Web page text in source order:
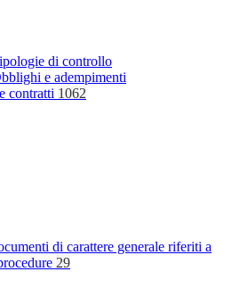
di controllo
e adempimenti
contratti 1062
di carattere generale riferiti a
29